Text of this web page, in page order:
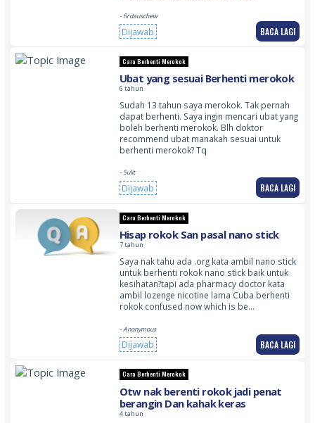
- firdauschew
Dijawab BACA LAGI
Cara Berhenti Merokok
Ubat yang sesuai Berhenti merokok
6 tahun
Sudah 13 tahun saya merokok. Tak pernah
dapat berhenti. Saya ingin mencari ubat yang
boleh berhenti merokok. Blh doktor
recommend ubat manakah sesuai untuk
berhenti merokok? Tq
- Sulit
Dijawab BACA LAGI
Cara Berhenti Merokok
Hisap rokok San pasal nano stick
7 tahun
Saya nak tahu ada .org kata ambil nano stick
untuk berhenti rokok nano stick baik untuk
kesihatan?tapi ada pharmacy doctor kata
ambil lozenge nicotine lama Cuba berhenti
rokok confused now which is be…
- Anonymous
Dijawab BACA LAGI
Cara Berhenti Merokok
Otw nak berenti rokok jadi penat
berangin Dan kahak keras
4 tahun